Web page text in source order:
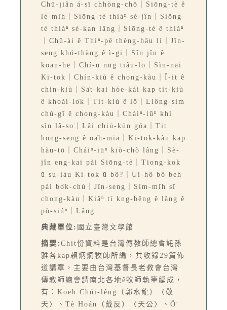
Chū-jiân á-sī chhòng-chō｜Siōng-tè ê
lé-mi̍h｜Siōng-tè thiàⁿ sè-jîn｜Siōng-
tè thiàⁿ sè-kan lâng｜Siōng-tè ê thiàⁿ
｜Chû-ài ê Thiⁿ-pē thèng-hāu lí｜Jîn-
seng khó͘-thàng ê ì-gī｜Sîn jîn ê
koan-hē｜Chí-ū nn̄g tiâu-lō͘｜Sìn-nāi
Ki-tok｜Chín-kiù ê chong-kàu｜Î-it ê
chín-kiù｜Sa̍t-kai hóe-kái kap tit-kiù
ê khoài-lo̍k｜Tit-kiù ê lō͘｜Liông-sim
chú-gī ê chong-kàu｜Cháiⁿ-iūⁿ khì
sìn lâ-so͘｜Lâi chiū-kūn góa｜Tit
hong-sēng ê oa̍h-miā｜Ki-tok-kàu kap
hàu-tō｜Cháiⁿ-iūⁿ kiò-chò lâng｜Sè-
jîn eng-kai pài Siōng-tè｜Tiong-kok
ū su-iàu Ki-tok ū bô?｜Ūi-hô bô beh
pài bo̍k-chú｜Jîn-seng｜Sím-mi̍h sī
chong-kàu｜Kiâⁿ tī kng-bêng ê lâng ê
pò-siúⁿ｜Lâng
典藏單位: 國立臺灣文學館
摘要: Chit份資料是台灣傳教師總會託孫
雅各kap賴炳烔牧師所編，共收錄29篇佈
道講章，主要由台灣基督長老教會台灣
傳教師總會請南北各地ê牧師執筆編成，
有：Koeh Chúi-lêng（郭水龍）〈敬
天〉、Tè Hoán（戴反）〈天公〉、Ô͘